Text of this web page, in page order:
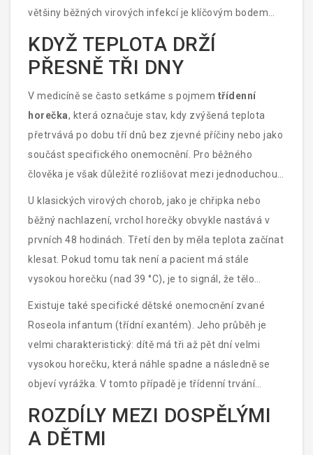
většiny běžných virových infekcí je klíčovým bodem
třetí den. Pokud teplota přetrvává déle, mění se
kontext situace a vyžaduje jiný přístup.
KDYŽ TEPLOTA DRŽÍ
PŘESNĚ TŘI DNY
V medicíně se často setkáme s pojmem třídenní
horečka, která označuje stav, kdy zvýšená teplota
přetrvává po dobu tří dnů bez zjevné příčiny nebo jako
součást specifického onemocnění. Pro běžného
člověka je však důležité rozlišovat mezi jednoduchou
virovou infekcí a vážnějšími stavy.
U klasických virových chorob, jako je chřipka nebo
běžný nachlazení, vrchol horečky obvykle nastává v
prvních 48 hodinách. Třetí den by měla teplota začínat
klesat. Pokud tomu tak není a pacient má stále
vysokou horečku (nad 39 °C), je to signál, že tělo
bojuje s něčím silnějším. Může jít o sekundární
bakteriální infekci, která se přidala k původnímu viru,
nebo o jiný typ zápalu plic, otitis media (zánět
středního ucha) či pyelonefritidu (zánět ledvin).
Existuje také specifické dětské onemocnění zvané
Roseola infantum (třídní exantém). Jeho průběh je
velmi charakteristický: dítě má tři až pět dní velmi
vysokou horečku, která náhle spadne a následně se
objeví vyrážka. V tomto případě je třídenní trvání
horečky typickým znakem nemoci a po jejím odeznění
se stav dítěte rychle zlepšuje.
ROZDÍLY MEZI DOSPĚLÝMI
A DĚTMI